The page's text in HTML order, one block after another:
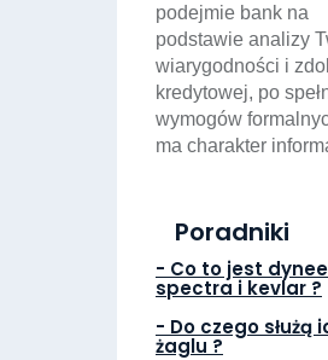
podejmie bank na
podstawie analizy
wiarygodności i
kredytowej, po
wymogów
ma charakter
Poradniki
- Co to jest
spectra i kevlar ?
- Do czego służą
żaglu ?